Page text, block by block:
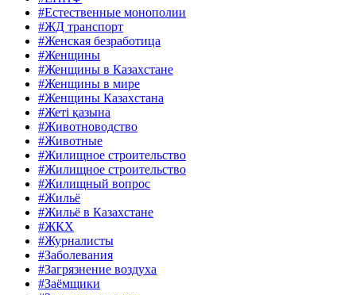
#Естественные монополии
#ЖД транспорт
#Женская безработица
#Женщины
#Женщины в Казахстане
#Женщины в мире
#Женщины Казахстана
#Жеті қазына
#Животноводство
#Животные
#Жилищное строительство
#Жилищное строительство
#Жилищный вопрос
#Жильё
#Жильё в Казахстане
#ЖКХ
#Журналисты
#Заболевания
#Загрязнение воздуха
#Заёмщики